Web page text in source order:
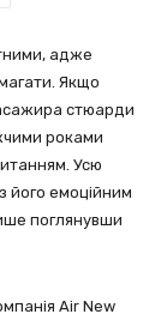
адже
Якщо
стюарди
роками
Усю
його емоційним
поглянувши
Air New